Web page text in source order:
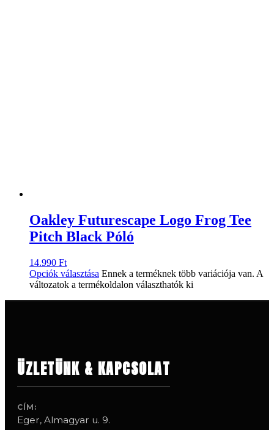
Oakley Futurescape Logo Frog Tee
Pitch Black Póló
14.990 Ft
Opciók választása Ennek a terméknek több variációja van. A
változatok a termékoldalon választhatók ki
ÜZLETÜNK & KAPCSOLAT
CÍM:
Eger, Almagyar u. 9.